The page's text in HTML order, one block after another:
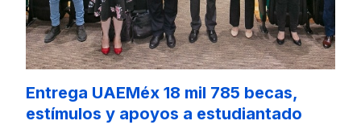
Entrega UAEMéx 18 mil 785 becas,
estímulos y apoyos a estudiantado